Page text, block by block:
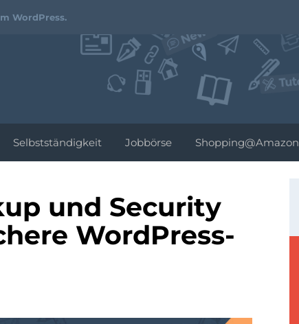
WordPress.
Selbstständigkeit Jobbörse Shopping@Amazon
und Security
WordPress-